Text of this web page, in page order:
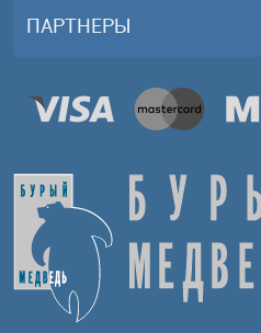
ПАРТНЕРЫ